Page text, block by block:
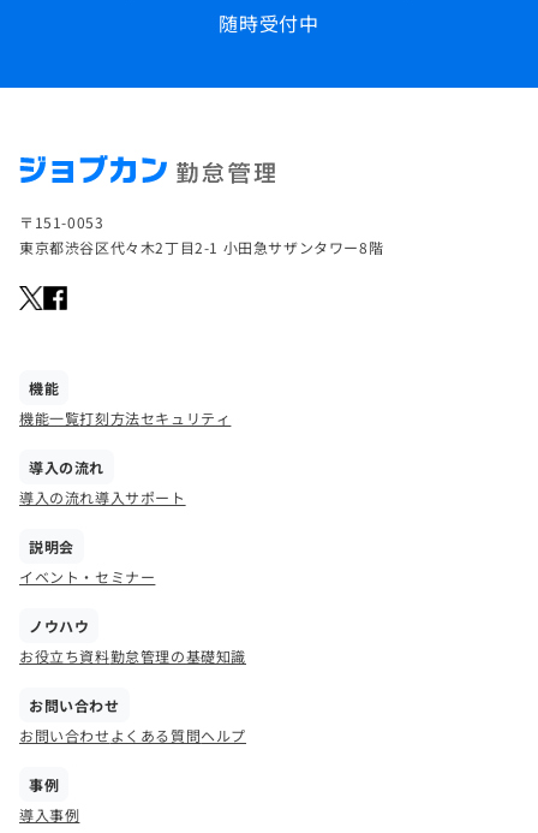
随時受付中
〒151-0053
東京都渋谷区代々木2丁目2-1 小田急サザンタワー8階
機能
機能一覧打刻方法セキュリティ
導入の流れ
導入の流れ導入サポート
説明会
イベント・セミナー
ノウハウ
お役立ち資料勤怠管理の基礎知識
お問い合わせ
お問い合わせよくある質問ヘルプ
事例
導入事例